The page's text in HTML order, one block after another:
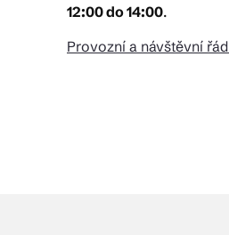
12:00 do 14:00.
Provozní a návštěvní